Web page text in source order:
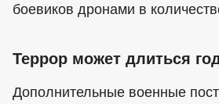
боевиков дронами в
Террор может длиться
Дополнительные военные